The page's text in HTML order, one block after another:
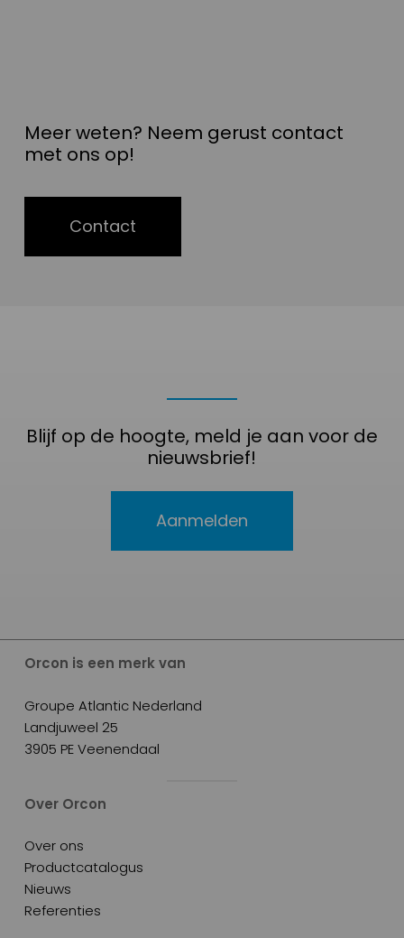
Meer weten? Neem gerust contact
met ons op!
Contact
Blijf op de hoogte, meld je aan voor de
nieuwsbrief!
Aanmelden
Orcon is een merk van
Groupe Atlantic Nederland
Landjuweel 25
3905 PE Veenendaal
Over Orcon
Over ons
Productcatalogus
Nieuws
Referenties